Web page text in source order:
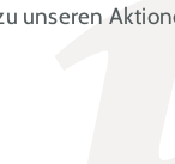
unseren